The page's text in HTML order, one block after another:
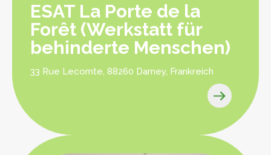
ESAT La Porte de la
Forêt (Werkstatt für
behinderte Menschen)
33 Rue Lecomte, 88260 Darney, Frankreich